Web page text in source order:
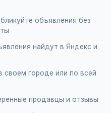
объявления без
найдут в Яндекс и
своем городе или по всей
продавцы и отзывы